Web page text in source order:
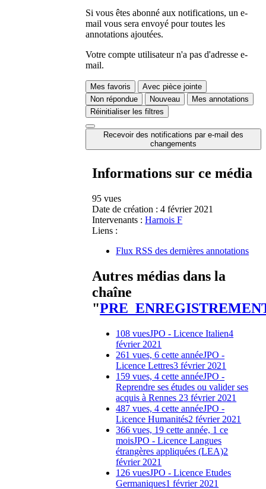
Si vous êtes abonné aux notifications, un e-
mail vous sera envoyé pour toutes les
annotations ajoutées.
Votre compte utilisateur n'a pas d'adresse e-
mail.
Mes favoris
Avec pièce jointe
Non répondue
Nouveau
Mes annotations
Réinitialiser les filtres
Recevoir des notifications par e-mail des
changements
Informations sur ce média
95 vues
Date de création : 4 février 2021
Intervenants : Harnois F
Liens :
Flux RSS des dernières annotations
Autres médias dans la
chaîne
"
108 vuesJPO - Licence Italien4
février 2021
261 vues, 6 cette annéeJPO -
Licence Lettres3 février 2021
159 vues, 4 cette annéeJPO -
Reprendre ses études ou valider ses
acquis à Rennes 23 février 2021
487 vues, 4 cette annéeJPO -
Licence Humanités2 février 2021
366 vues, 19 cette année, 1 ce
moisJPO - Licence Langues
étrangères appliquées (LEA)2
février 2021
126 vuesJPO - Licence Etudes
Germaniques1 février 2021